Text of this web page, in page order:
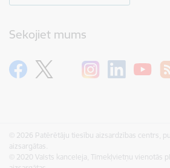
Sekojiet mums
© 2026 Patērētāju tiesību aizsardzības centrs,
aizsargātas.
© 2020 Valsts kanceleja, Tīmekļvietņu vienotās